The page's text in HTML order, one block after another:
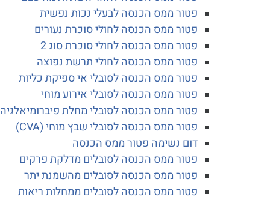
פטור ממס הכנסה לבעלי נכות נפשית
פטור ממס הכנסה לחולי סוכרת נעורים
פטור ממס הכנסה לחולי סוכרת סוג 2
פטור ממס הכנסה לחולי תרשת נפוצה
פטור ממס הכנסה לסובלי אי ספיקת כליות
פטור ממס הכנסה לסובלי אירוע מוחי
פטור ממס הכנסה לסובלי מחלת פיברומיאלגיה
פטור ממס הכנסה לסובלי שבץ מוחי (CVA)
דום נשימה פטור ממס הכנסה
פטור ממס הכנסה לסובלים מדלקת פרקים
פטור ממס הכנסה לסובלים מהשמנת יתר
פטור ממס הכנסה לסובלים ממחלות ריאות